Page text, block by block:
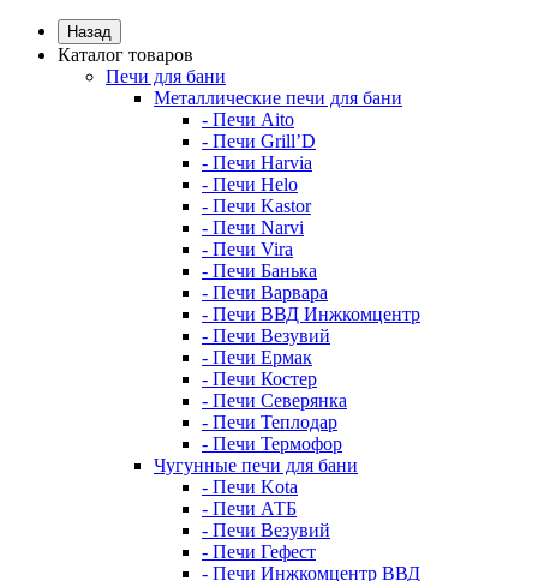
Назад
Каталог товаров
Печи для бани
Металлические печи для бани
- Печи Aito
- Печи Grill’D
- Печи Harvia
- Печи Helo
- Печи Kastor
- Печи Narvi
- Печи Vira
- Печи Банька
- Печи Варвара
- Печи ВВД Инжкомцентр
- Печи Везувий
- Печи Ермак
- Печи Костер
- Печи Северянка
- Печи Теплодар
- Печи Термофор
Чугунные печи для бани
- Печи Kota
- Печи АТБ
- Печи Везувий
- Печи Гефест
- Печи Инжкомцентр ВВД